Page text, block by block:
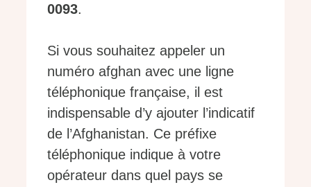
0093.
Si vous souhaitez appeler un
numéro afghan avec une ligne
téléphonique française, il est
indispensable d’y ajouter l’indicatif
de l’Afghanistan. Ce préfixe
téléphonique indique à votre
opérateur dans quel pays se